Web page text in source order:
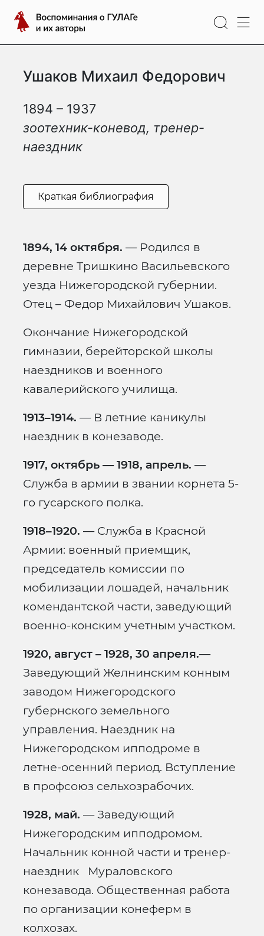
содержимому
Воспоминания
о
ГУЛАГе
ихУшаков Михаил Федорович
1894 – 1937
зоотехник-коневод, тренер-
наездник
Краткая библиография
1894, 14 октября. — Родился в
деревне Тришкино Васильевского
уезда Нижегородской губернии.
Отец – Федор Михайлович Ушаков.
Окончание Нижегородской
гимназии, берейторской школы
наездников и военного
кавалерийского училища.
1913–1914. — В летние каникулы
наездник в конезаводе.
1917, октябрь — 1918, апрель. —
Служба в армии в звании корнета 5-
го гусарского полка.
1918–1920. — Служба в Красной
Армии: военный приемщик,
председатель комиссии по
мобилизации лошадей, начальник
комендантской части, заведующий
военно-конским учетным участком.
1920, август – 1928, 30 апреля.—
Заведующий Желнинским конным
заводом Нижегородского
губернского земельного
управления. Наездник на
Нижегородском ипподроме в
летне-осенний период. Вступление
в профсоюз сельхозрабочих.
1928, май. — Заведующий
Нижегородским ипподромом.
Начальник конной части и тренер-
наездник Мураловского
конезавода. Общественная работа
по организации конеферм в
колхозах.